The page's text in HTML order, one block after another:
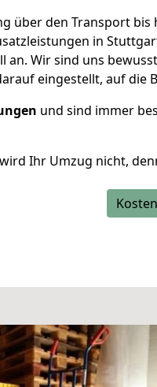
über den Transport
in
an. Wir sind uns
eingestellt, auf die
und sind immer
Ihr Umzug nicht,